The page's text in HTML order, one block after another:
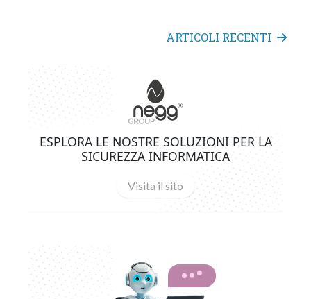
ARTICOLI RECENTI
ESPLORA LE NOSTRE SOLUZIONI PER LA
SICUREZZA INFORMATICA
Visita il sito